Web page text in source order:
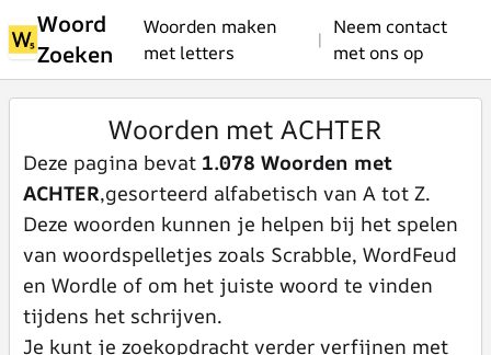
Woord
Zoeken
Woorden maken
met letters
|
Neem contact
met ons op
Woorden met ACHTER
Deze pagina bevat 1.078 Woorden met
ACHTER,gesorteerd alfabetisch van A tot Z.
Deze woorden kunnen je helpen bij het spelen
van woordspelletjes zoals Scrabble, WordFeud
en Wordle of om het juiste woord te vinden
tijdens het schrijven.
Je kunt je zoekopdracht verder verfijnen met